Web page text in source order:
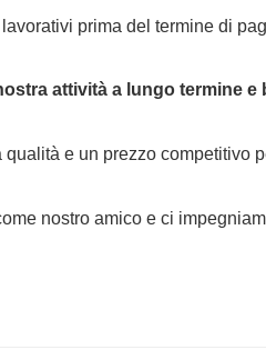
prima del termine di
attività a lungo termine
qualità e un prezzo competitivo
nostro amico e ci